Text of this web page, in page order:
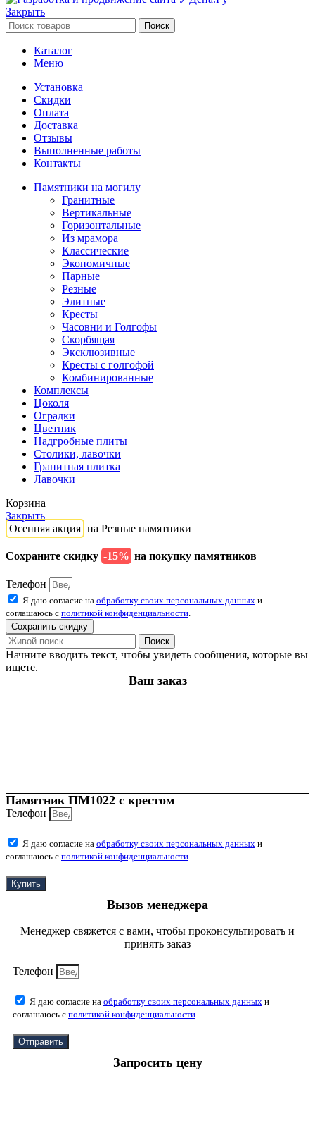
Закрыть
Поиск
Каталог
Меню
Установка
Скидки
Оплата
Доставка
Отзывы
Выполненные работы
Контакты
Памятники на могилу
Гранитные
Вертикальные
Горизонтальные
Из мрамора
Классические
Экономичные
Парные
Резные
Элитные
Кресты
Часовни и Голгофы
Скорбящая
Эксклюзивные
Кресты с голгофой
Комбинированные
Комплексы
Цоколя
Оградки
Цветник
Надгробные плиты
Столики, лавочки
Гранитная плитка
Лавочки
Корзина
Закрыть
Осенняя акция на Резные памятники
Сохраните скидку -15% на покупку памятников
Телефон
Я даю согласие на обработку своих персональных данных и
соглашаюсь с политикой конфиденциальности.
Сохранить скидку
Поиск
Начните вводить текст, чтобы увидеть сообщения, которые вы
ищете.
Ваш заказ
Памятник ПМ1022 с крестом
Телефон
Я даю согласие на обработку своих персональных данных и
соглашаюсь с политикой конфиденциальности.
Купить
Вызов менеджера
Менеджер свяжется с вами, чтобы проконсультировать и
принять заказ
Телефон
Я даю согласие на обработку своих персональных данных и
соглашаюсь с политикой конфиденциальности.
Отправить
Запросить цену